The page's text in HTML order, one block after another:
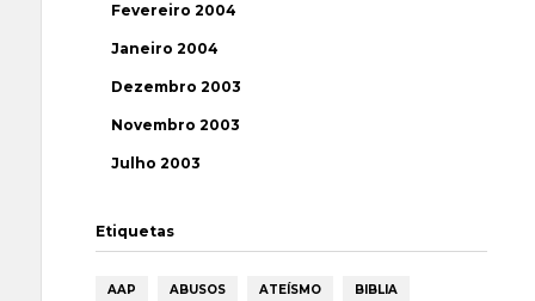
Fevereiro 2004
Janeiro 2004
Dezembro 2003
Novembro 2003
Julho 2003
Etiquetas
AAP ABUSOS ATEÍSMO BIBLIA